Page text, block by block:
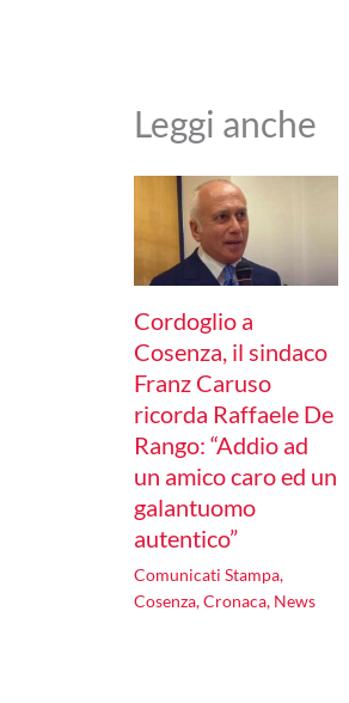
Leggi anche
Cordoglio a
Cosenza, il sindaco
Franz Caruso
ricorda Raffaele De
Rango: “Addio ad
un amico caro ed un
galantuomo
autentico”
Comunicati Stampa,
Cosenza,Cronaca, News